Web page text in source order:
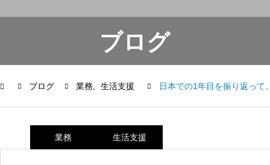
ブログ
ブログ 業務 生活支援 日本での1年目を振り返って
業務 生活支援